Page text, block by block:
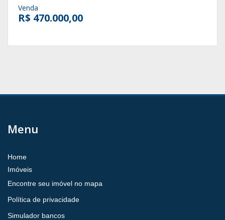
Venda
R$ 470.000,00
Menu
Home
Imóveis
Encontre seu imóvel no mapa
Política de privacidade
Simulador bancos